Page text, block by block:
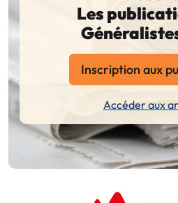
Les
Inscription aux
Accéder aux